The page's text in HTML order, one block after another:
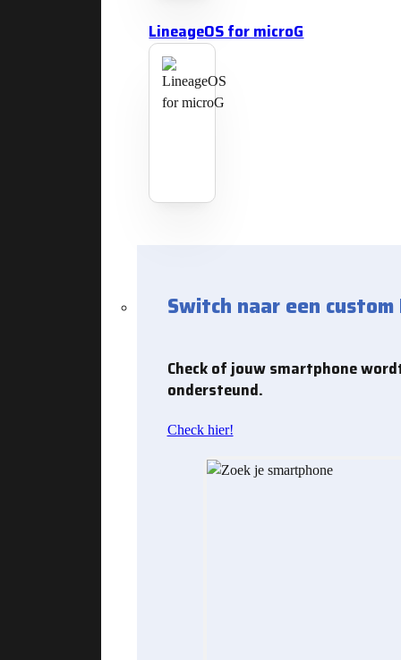
LineageOS for microG
Switch naar een custom
Check of jouw smartphone
ondersteund.
Check hier!